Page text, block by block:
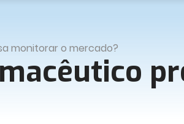
monitorar o mercado?